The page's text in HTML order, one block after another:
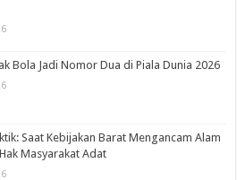
Bola Jadi Nomor Dua di Piala Dunia 2026
Saat Kebijakan Barat Mengancam Alam
Masyarakat Adat